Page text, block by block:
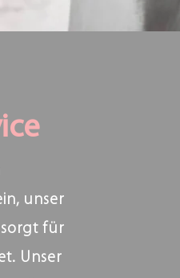
unser
sorgt für
Unser